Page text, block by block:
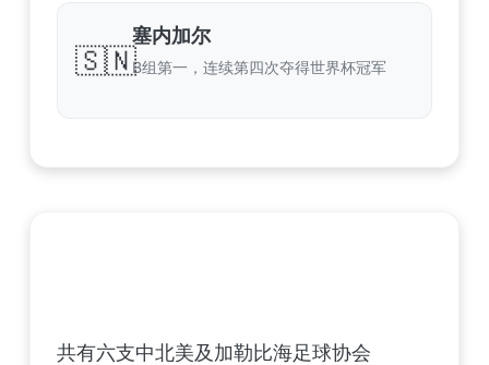
🇸🇳
塞内加尔
B组第一，连续第四次夺得世界杯冠军
共有六支中北美及加勒比海足球协会